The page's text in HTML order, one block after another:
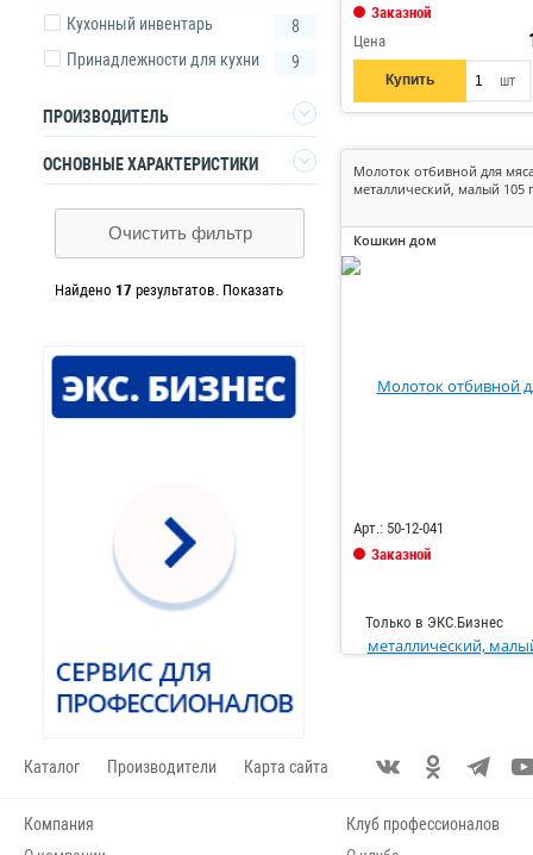
Заказной
Цена
Купить шт
Молоток отбивной для
металлический, малый 105 г
Кошкин дом
Арт.: 50-12-041
Заказной
Только в ЭКС.Бизнес
Кухонный инвентарь
8
Принадлежности для кухни
9
ПРОИЗВОДИТЕЛЬ
SAKURA
8
Кошкин дом
ОСНОВНЫЕ ХАРАКТЕРИСТИКИ
Для построения данного фильтра
Очистить фильтр
Найдено 17 результатов. Показать
Каталог Производители Карта сайта
Компания
Клуб профессионалов